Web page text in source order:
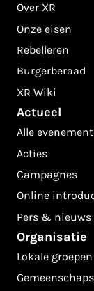
Over XR
Onze eisen
Rebelleren
Burgerberaad
XR Wiki
Actueel
Alle
Acties
Campagnes
Online
Pers & nieuws
Organisatie
Lokale groepen